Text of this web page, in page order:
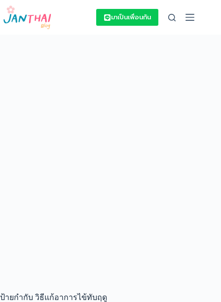
Skip
content
มาเป็นเพื่อนกัน
ป้ายกำกับ วิธีแก้อาการไข้ทับฤดู